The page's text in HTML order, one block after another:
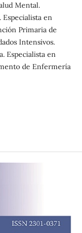
Mental.
en
Primaria de
Intensivos.
Especialista en
de Enfermería